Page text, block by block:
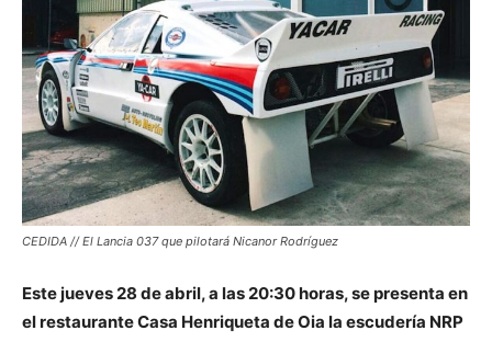
CEDIDA // El Lancia 037 que pilotará Nicanor Rodríguez
Este jueves 28 de abril, a las 20:30 horas, se presenta en
el restaurante Casa Henriqueta de Oia la escudería NRP